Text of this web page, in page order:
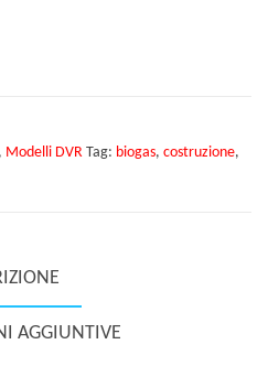
, Modelli DVR Tag: biogas, costruzione,
AGGIUNTIVE